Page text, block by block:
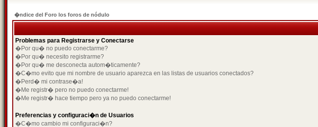
�ndice del Foro los foros de nódulo
Problemas para Registrarse y Conectarse
�Por qu� no puedo conectarme?
�Por qu� necesito registrarme?
�Por qu� me desconecta autom�ticamente?
�C�mo evito que mi nombre de usuario aparezca en las listas de usuarios conectados?
�Perd� mi contrase�a!
�Me registr� pero no puedo conectarme!
�Me registr� hace tiempo pero ya no puedo conectarme!
Preferencias y configuraci�n de Usuarios
�C�mo cambio mi configuraci�n?